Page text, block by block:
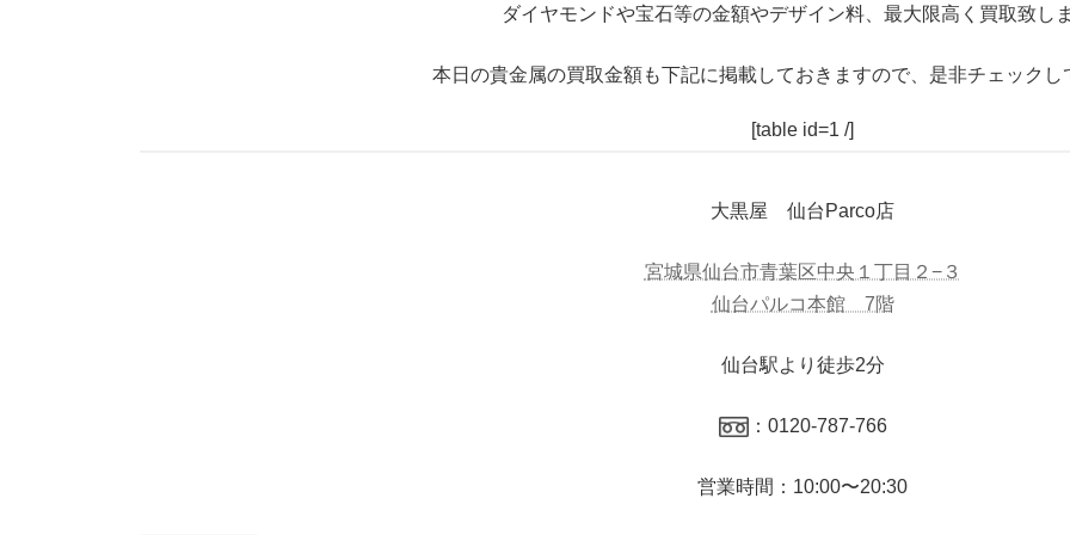
ダイヤモンドや宝石等の金額やデザイン料、最大限高く買取致し
本日の貴金属の買取金額も下記に掲載しておきますので、是非チェックし
[table id=1 /]
大黒屋 仙台Parco店
宮城県仙台市青葉区中央１丁目２−３
仙台パルコ本館 7階
仙台駅より徒歩2分
：0120-787-766
営業時間：10:00〜20:30